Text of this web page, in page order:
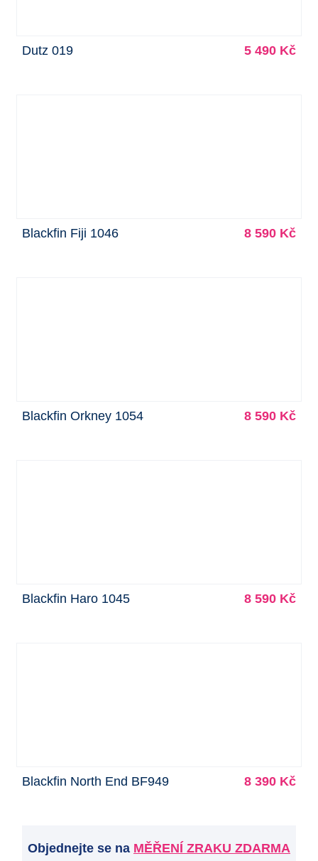
Dutz 019 5 490 Kč
Blackfin Fiji 1046 8 590 Kč
Blackfin Orkney 1054 8 590 Kč
Blackfin Haro 1045 8 590 Kč
Blackfin North End BF949 8 390 Kč
Objednejte se na MĚŘENÍ ZRAKU ZDARMA